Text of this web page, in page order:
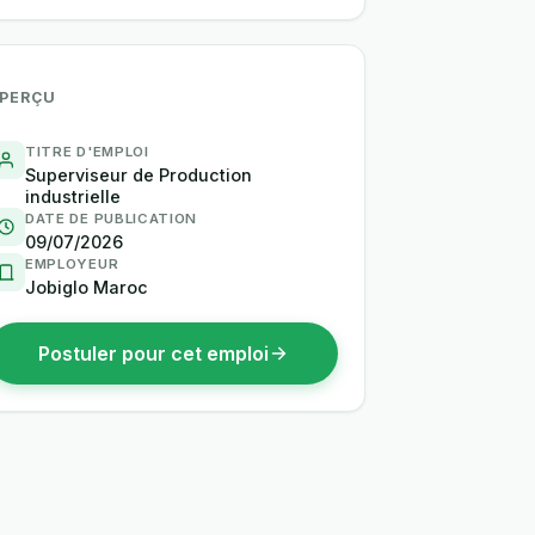
TITRE D'EMPLOI
Superviseur de Production
industrielle
DATE DE PUBLICATION
09/07/2026
EMPLOYEUR
Jobiglo Maroc
Postuler pour cet emploi